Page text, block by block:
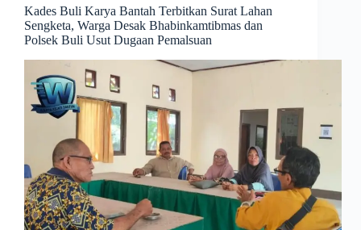
Kades Buli Karya Bantah Terbitkan Surat Lahan
Sengketa, Warga Desak Bhabinkamtibmas dan
Polsek Buli Usut Dugaan Pemalsuan